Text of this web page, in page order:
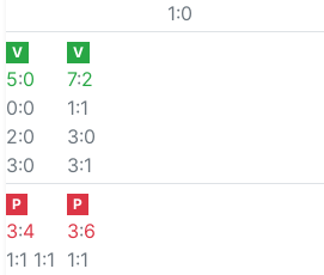
1:0
V
5:0
0:0
2:0
3:0
V
7:2
1:1
3:0
3:1
P
3:4
1:1 1:1
P
3:6
1:1